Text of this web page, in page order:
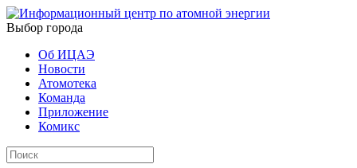
Выбор города
Об ИЦАЭ
Новости
Атомотека
Команда
Приложение
Комикс